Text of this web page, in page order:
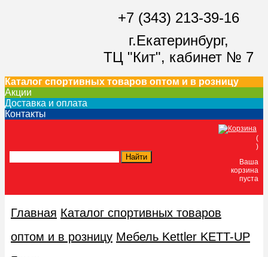
+7 (343) 213-39-16
г.Екатеринбург,
ТЦ "Кит", кабинет № 7
Каталог спортивных товаров оптом и в розницу
Акции
Доставка и оплата
Контакты
(
)
Ваша
корзина
пуста
Главная Каталог спортивных товаров
оптом и в розницу Мебель Kettler KETT-UP